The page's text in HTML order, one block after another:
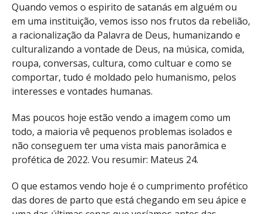
Quando vemos o espirito de satanás em alguém ou
em uma instituição, vemos isso nos frutos da rebelião,
a racionalização da Palavra de Deus, humanizando e
culturalizando a vontade de Deus, na música, comida,
roupa, conversas, cultura, como cultuar e como se
comportar, tudo é moldado pelo humanismo, pelos
interesses e vontades humanas.
Mas poucos hoje estão vendo a imagem como um
todo, a maioria vê pequenos problemas isolados e
não conseguem ter uma vista mais panorâmica e
profética de 2022. Vou resumir: Mateus 24.
O que estamos vendo hoje é o cumprimento profético
das dores de parto que está chegando em seu ápice e